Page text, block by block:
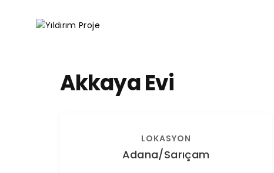
Akkaya Evi
LOKASYON
Adana/Sarıçam